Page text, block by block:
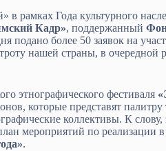
рамках Года культурного
Кадр», поддержанный
подано более 50 заявок на
нашей страны, в очередной
этнографического фестиваля
которые представят
коллективы. К
мероприятий по реализации
.